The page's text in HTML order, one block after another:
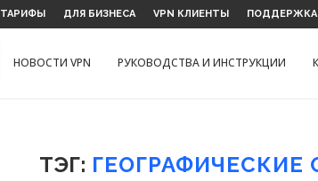
ТАРИФЫ ДЛЯ БИЗНЕСА VPN КЛИЕНТЫ ПОДДЕРЖКА
НОВОСТИ VPN РУКОВОДСТВА И ИНСТРУКЦИИ
ТЭГ: ГЕОГРАФИЧЕСКИЕ